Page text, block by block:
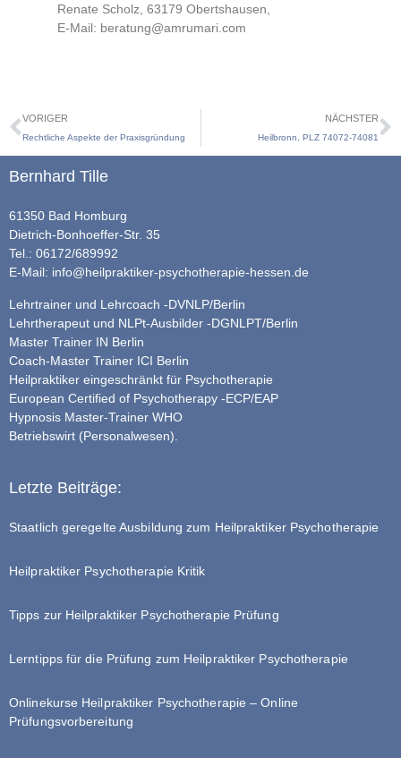
Renate Scholz, 63179 Obertshausen,
E-Mail: beratung@amrumari.com
VORIGER
Rechtliche Aspekte der Praxisgründung
NÄCHSTER
Heilbronn, PLZ 74072-74081
Bernhard Tille
61350 Bad Homburg
Dietrich-Bonhoeffer-Str. 35
Tel.: 06172/689992
E-Mail: info@heilpraktiker-psychotherapie-hessen.de
Lehrtrainer und Lehrcoach -DVNLP/Berlin
Lehrtherapeut und NLPt-Ausbilder -DGNLPT/Berlin
Master Trainer IN Berlin
Coach-Master Trainer ICI Berlin
Heilpraktiker eingeschränkt für Psychotherapie
European Certified of Psychotherapy -ECP/EAP
Hypnosis Master-Trainer WHO
Betriebswirt (Personalwesen).
Letzte Beiträge:
Staatlich geregelte Ausbildung zum Heilpraktiker Psychotherapie
Heilpraktiker Psychotherapie Kritik
Tipps zur Heilpraktiker Psychotherapie Prüfung
Lerntipps für die Prüfung zum Heilpraktiker Psychotherapie
Onlinekurse Heilpraktiker Psychotherapie – Online
Prüfungsvorbereitung